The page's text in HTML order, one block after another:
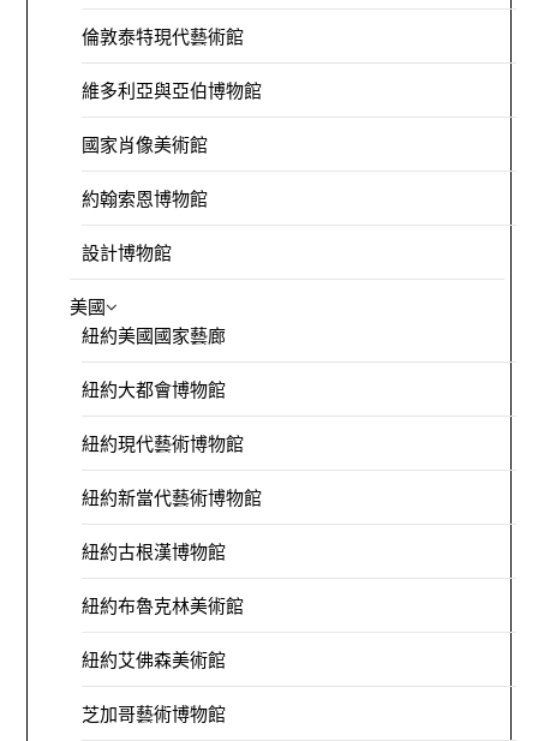
倫敦泰特現代藝術館
維多利亞與亞伯博物館
國家肖像美術館
約翰索恩博物館
設計博物館
美國
紐約美國國家藝廊
紐約大都會博物館
紐約現代藝術博物館
紐約新當代藝術博物館
紐約古根漢博物館
紐約布魯克林美術館
紐約艾佛森美術館
芝加哥藝術博物館